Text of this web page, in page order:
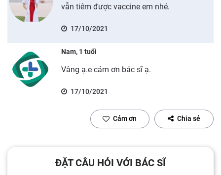
vẫn tiêm được vaccine em nhé.
17/10/2021
Nam, 1 tuổi
Vâng ạ.e cảm ơn bác sĩ ạ.
17/10/2021
Cảm ơn Chia sẻ
ĐẶT CÂU HỎI VỚI BÁC SĨ